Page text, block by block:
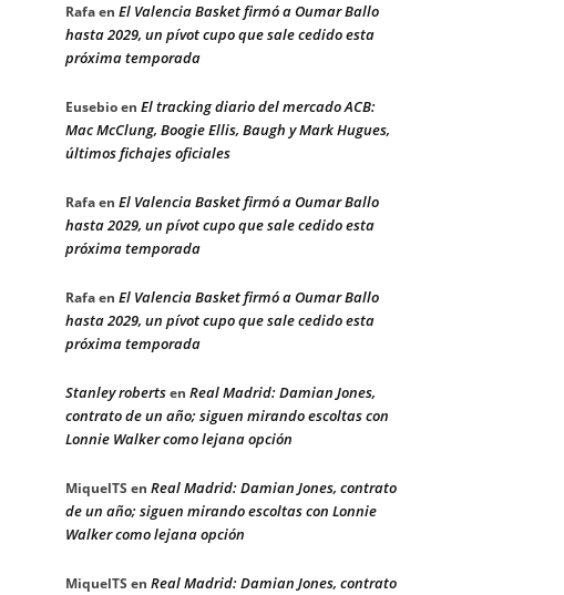
Rafaen El Valencia Basket firmó a Oumar Ballo
hasta 2029, un pívot cupo que sale cedido esta
próxima temporada
Eusebioen El tracking diario del mercado ACB:
Mac McClung, Boogie Ellis, Baugh y Mark Hugues,
últimos fichajes oficiales
Rafaen El Valencia Basket firmó a Oumar Ballo
hasta 2029, un pívot cupo que sale cedido esta
próxima temporada
Rafaen El Valencia Basket firmó a Oumar Ballo
hasta 2029, un pívot cupo que sale cedido esta
próxima temporada
Stanley robertsen Real Madrid: Damian Jones,
contrato de un año; siguen mirando escoltas con
Lonnie Walker como lejana opción
MiquelTS en Real Madrid: Damian Jones, contrato
de un año; siguen mirando escoltas con Lonnie
Walker como lejana opción
MiquelTS en Real Madrid: Damian Jones, contrato